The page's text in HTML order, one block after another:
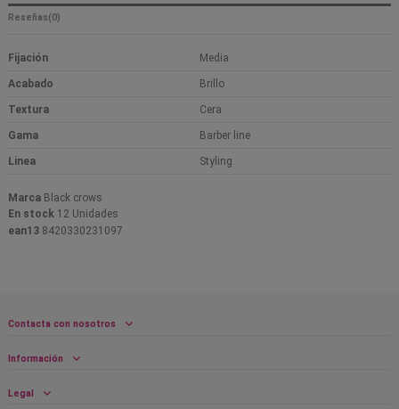
Reseñas(0)
Fijación Media
Acabado Brillo
Textura Cera
Gama Barber line
Linea Styling
Marca Black crows
En stock 12 Unidades
ean13 8420330231097
Contacta con nosotros
Información
Legal